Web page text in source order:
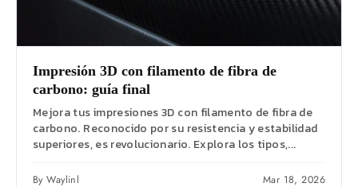
Impresión 3D con filamento de fibra de
carbono: guía final
Mejora tus impresiones 3D con filamento de fibra de
carbono. Reconocido por su resistencia y estabilidad
superiores, es revolucionario. Explora los tipos,...
By Waylinl Mar 18, 2026